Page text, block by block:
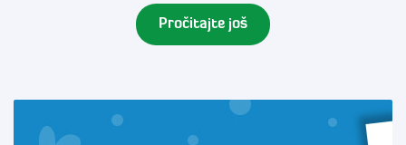
Pročitajte još